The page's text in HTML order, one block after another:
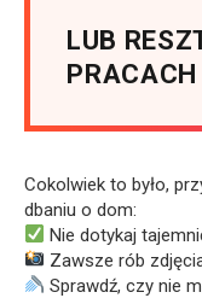
LUB
PRACACH
Cokolwiek to było,
dbaniu o dom:
Nie dotykaj
Zawsze rób
Sprawdź, czy nie